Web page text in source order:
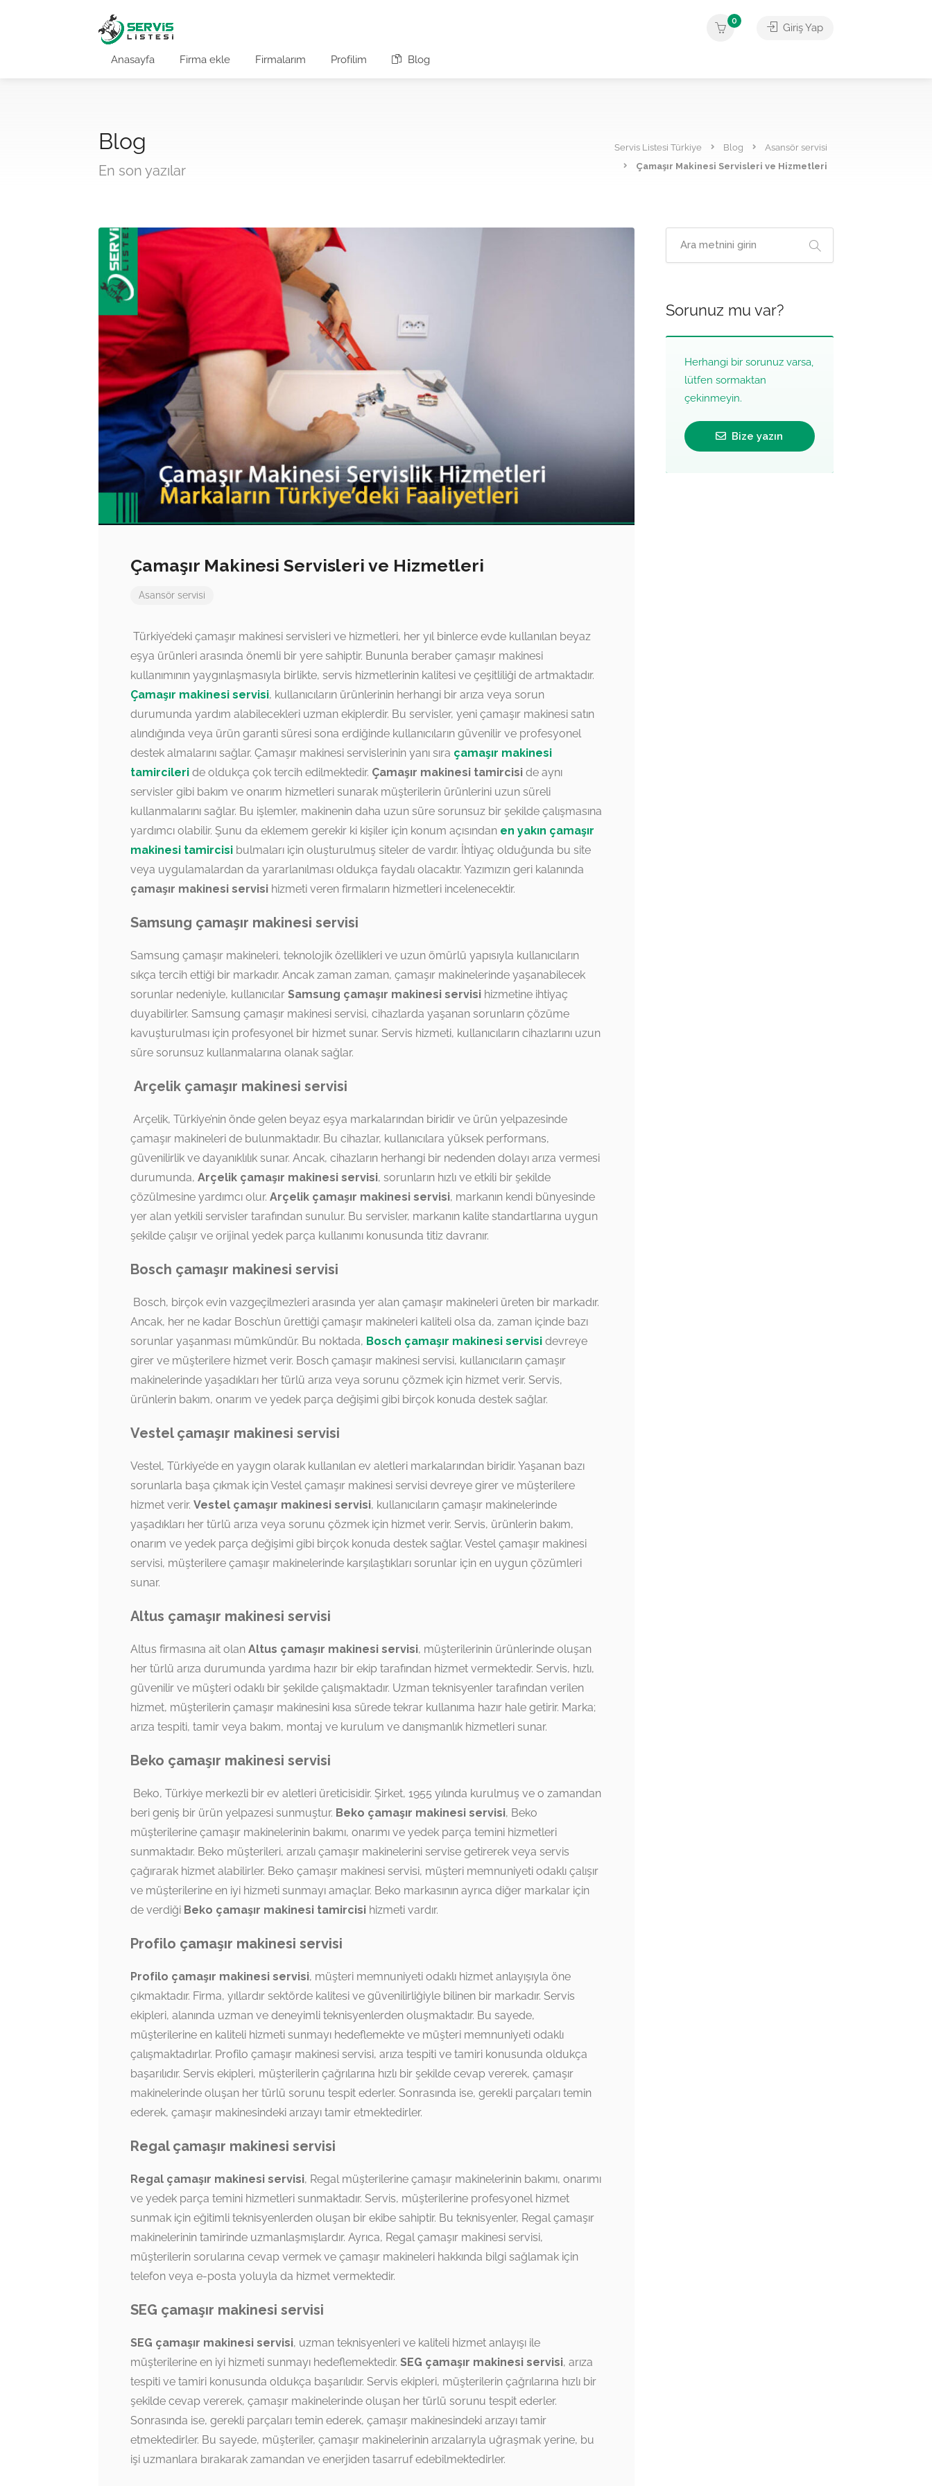
Anasayfa Firma ekle Firmalarım Profilim Blog
0
Giriş Yap
Blog
En son yazılar
Servis Listesi Türkiye Blog
Asansör servisi
Çamaşır Makinesi Servisleri ve Hizmetleri
Çamaşır Makinesi Servisleri ve Hizmetleri
Asansör servisi
Türkiye’deki çamaşır makinesi servisleri ve hizmetleri, her yıl binlerce evde kullanılan beyaz
eşya ürünleri arasında önemli bir yere sahiptir. Bununla beraber çamaşır makinesi
kullanımının yaygınlaşmasıyla birlikte, servis hizmetlerinin kalitesi ve çeşitliliği de artmaktadır.
Çamaşır makinesi servisi, kullanıcıların ürünlerinin herhangi bir arıza veya sorun
durumunda yardım alabilecekleri uzman ekiplerdir. Bu servisler, yeni çamaşır makinesi satın
alındığında veya ürün garanti süresi sona erdiğinde kullanıcıların güvenilir ve profesyonel
destek almalarını sağlar. Çamaşır makinesi servislerinin yanı sıra çamaşır makinesi
tamircileri de oldukça çok tercih edilmektedir. Çamaşır makinesi tamircisi de aynı
servisler gibi bakım ve onarım hizmetleri sunarak müşterilerin ürünlerini uzun süreli
kullanmalarını sağlar. Bu işlemler, makinenin daha uzun süre sorunsuz bir şekilde çalışmasına
yardımcı olabilir. Şunu da eklemem gerekir ki kişiler için konum açısından en yakın çamaşır
makinesi tamircisi bulmaları için oluşturulmuş siteler de vardır. İhtiyaç olduğunda bu site
veya uygulamalardan da yararlanılması oldukça faydalı olacaktır. Yazımızın geri kalanında
çamaşır makinesi servisi hizmeti veren firmaların hizmetleri incelenecektir.
Samsung çamaşır makinesi servisi
Samsung çamaşır makineleri, teknolojik özellikleri ve uzun ömürlü yapısıyla kullanıcıların
sıkça tercih ettiği bir markadır. Ancak zaman zaman, çamaşır makinelerinde yaşanabilecek
sorunlar nedeniyle, kullanıcılar Samsung çamaşır makinesi servisi hizmetine ihtiyaç
duyabilirler. Samsung çamaşır makinesi servisi, cihazlarda yaşanan sorunların çözüme
kavuşturulması için profesyonel bir hizmet sunar. Servis hizmeti, kullanıcıların cihazlarını uzun
süre sorunsuz kullanmalarına olanak sağlar.
Arçelik çamaşır makinesi servisi
Arçelik, Türkiye’nin önde gelen beyaz eşya markalarından biridir ve ürün yelpazesinde
çamaşır makineleri de bulunmaktadır. Bu cihazlar, kullanıcılara yüksek performans,
güvenilirlik ve dayanıklılık sunar. Ancak, cihazların herhangi bir nedenden dolayı arıza vermesi
durumunda, Arçelik çamaşır makinesi servisi, sorunların hızlı ve etkili bir şekilde
çözülmesine yardımcı olur. Arçelik çamaşır makinesi servisi, markanın kendi bünyesinde
yer alan yetkili servisler tarafından sunulur. Bu servisler, markanın kalite standartlarına uygun
şekilde çalışır ve orijinal yedek parça kullanımı konusunda titiz davranır.
Bosch çamaşır makinesi servisi
Bosch, birçok evin vazgeçilmezleri arasında yer alan çamaşır makineleri üreten bir markadır.
Ancak, her ne kadar Bosch’un ürettiği çamaşır makineleri kaliteli olsa da, zaman içinde bazı
sorunlar yaşanması mümkündür. Bu noktada, Bosch çamaşır makinesi servisi devreye
girer ve müşterilere hizmet verir. Bosch çamaşır makinesi servisi, kullanıcıların çamaşır
makinelerinde yaşadıkları her türlü arıza veya sorunu çözmek için hizmet verir. Servis,
ürünlerin bakım, onarım ve yedek parça değişimi gibi birçok konuda destek sağlar.
Vestel çamaşır makinesi servisi
Vestel, Türkiye’de en yaygın olarak kullanılan ev aletleri markalarından biridir. Yaşanan bazı
sorunlarla başa çıkmak için Vestel çamaşır makinesi servisi devreye girer ve müşterilere
hizmet verir. Vestel çamaşır makinesi servisi, kullanıcıların çamaşır makinelerinde
yaşadıkları her türlü arıza veya sorunu çözmek için hizmet verir. Servis, ürünlerin bakım,
onarım ve yedek parça değişimi gibi birçok konuda destek sağlar. Vestel çamaşır makinesi
servisi, müşterilere çamaşır makinelerinde karşılaştıkları sorunlar için en uygun çözümleri
sunar.
Altus çamaşır makinesi servisi
Altus firmasına ait olan Altus çamaşır makinesi servisi, müşterilerinin ürünlerinde oluşan
her türlü arıza durumunda yardıma hazır bir ekip tarafından hizmet vermektedir. Servis, hızlı,
güvenilir ve müşteri odaklı bir şekilde çalışmaktadır. Uzman teknisyenler tarafından verilen
hizmet, müşterilerin çamaşır makinesini kısa sürede tekrar kullanıma hazır hale getirir. Marka;
arıza tespiti, tamir veya bakım, montaj ve kurulum ve danışmanlık hizmetleri sunar.
Beko çamaşır makinesi servisi
Beko, Türkiye merkezli bir ev aletleri üreticisidir. Şirket, 1955 yılında kurulmuş ve o zamandan
beri geniş bir ürün yelpazesi sunmuştur. Beko çamaşır makinesi servisi, Beko
müşterilerine çamaşır makinelerinin bakımı, onarımı ve yedek parça temini hizmetleri
sunmaktadır. Beko müşterileri, arızalı çamaşır makinelerini servise getirerek veya servis
çağırarak hizmet alabilirler. Beko çamaşır makinesi servisi, müşteri memnuniyeti odaklı çalışır
ve müşterilerine en iyi hizmeti sunmayı amaçlar. Beko markasının ayrıca diğer markalar için
de verdiği Beko çamaşır makinesi tamircisi hizmeti vardır.
Profilo çamaşır makinesi servisi
Profilo çamaşır makinesi servisi, müşteri memnuniyeti odaklı hizmet anlayışıyla öne
çıkmaktadır. Firma, yıllardır sektörde kalitesi ve güvenilirliğiyle bilinen bir markadır. Servis
ekipleri, alanında uzman ve deneyimli teknisyenlerden oluşmaktadır. Bu sayede,
müşterilerine en kaliteli hizmeti sunmayı hedeflemekte ve müşteri memnuniyeti odaklı
çalışmaktadırlar. Profilo çamaşır makinesi servisi, arıza tespiti ve tamiri konusunda oldukça
başarılıdır. Servis ekipleri, müşterilerin çağrılarına hızlı bir şekilde cevap vererek, çamaşır
makinelerinde oluşan her türlü sorunu tespit ederler. Sonrasında ise, gerekli parçaları temin
ederek, çamaşır makinesindeki arızayı tamir etmektedirler.
Regal çamaşır makinesi servisi
Regal çamaşır makinesi servisi, Regal müşterilerine çamaşır makinelerinin bakımı, onarımı
ve yedek parça temini hizmetleri sunmaktadır. Servis, müşterilerine profesyonel hizmet
sunmak için eğitimli teknisyenlerden oluşan bir ekibe sahiptir. Bu teknisyenler, Regal çamaşır
makinelerinin tamirinde uzmanlaşmışlardır. Ayrıca, Regal çamaşır makinesi servisi,
müşterilerin sorularına cevap vermek ve çamaşır makineleri hakkında bilgi sağlamak için
telefon veya e-posta yoluyla da hizmet vermektedir.
SEG çamaşır makinesi servisi
SEG çamaşır makinesi servisi, uzman teknisyenleri ve kaliteli hizmet anlayışı ile
müşterilerine en iyi hizmeti sunmayı hedeflemektedir. SEG çamaşır makinesi servisi, arıza
tespiti ve tamiri konusunda oldukça başarılıdır. Servis ekipleri, müşterilerin çağrılarına hızlı bir
şekilde cevap vererek, çamaşır makinelerinde oluşan her türlü sorunu tespit ederler.
Sonrasında ise, gerekli parçaları temin ederek, çamaşır makinesindeki arızayı tamir
etmektedirler. Bu sayede, müşteriler, çamaşır makinelerinin arızalarıyla uğraşmak yerine, bu
işi uzmanlara bırakarak zamandan ve enerjiden tasarruf edebilmektedirler.
Sorunuz mu var?
Herhangi bir sorunuz varsa,
lütfen sormaktan
çekinmeyin.
Bize yazın